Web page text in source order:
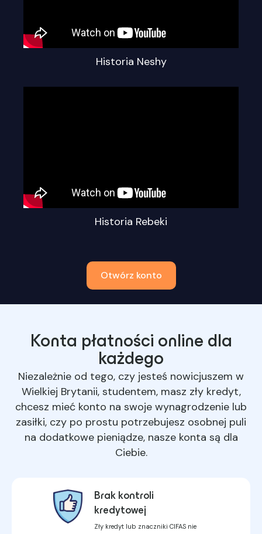
Historia Neshy
Historia Rebeki
Otwórz konto
Konta płatności online dla
każdego
Niezależnie od tego, czy jesteś nowicjuszem w
Wielkiej Brytanii, studentem, masz zły kredyt,
chcesz mieć konto na swoje wynagrodzenie lub
zasiłki, czy po prostu potrzebujesz osobnej puli
na dodatkowe pieniądze, nasze konta są dla
Ciebie.
Brak kontroli
kredytowej
Zły kredyt lub znaczniki CIFAS nie